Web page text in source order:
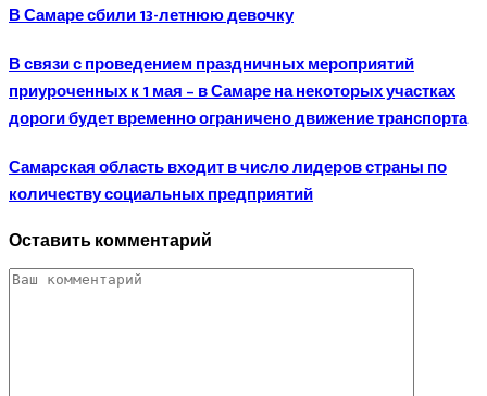
В Самаре сбили 13-летнюю девочку
В связи с проведением праздничных мероприятий
приуроченных к 1 мая – в Самаре на некоторых участках
дороги будет временно ограничено движение транспорта
Самарская область входит в число лидеров страны по
количеству социальных предприятий
Оставить комментарий